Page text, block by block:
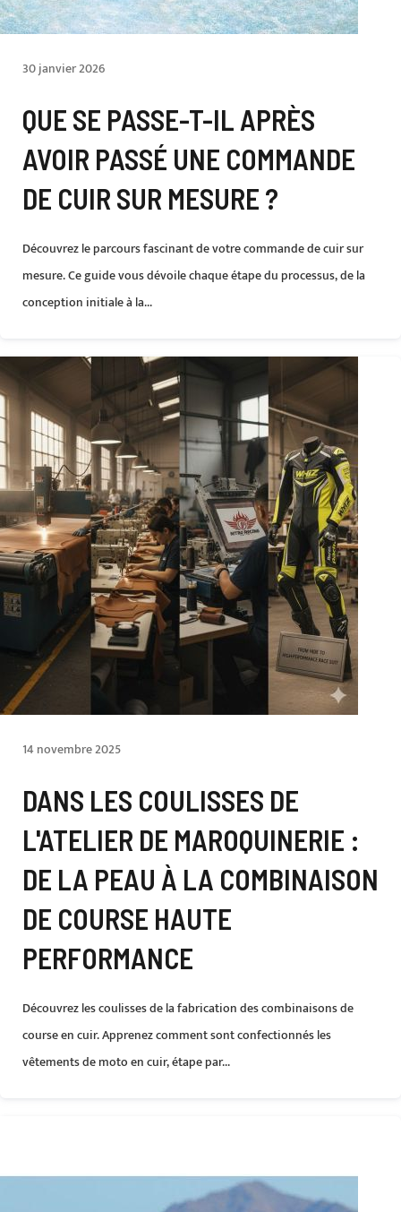
30 janvier 2026
QUE SE PASSE-T-IL APRÈS
AVOIR PASSÉ UNE COMMANDE
DE CUIR SUR MESURE ?
Découvrez le parcours fascinant de votre commande de cuir sur
mesure. Ce guide vous dévoile chaque étape du processus, de la
conception initiale à la...
14 novembre 2025
DANS LES COULISSES DE
L'ATELIER DE MAROQUINERIE :
DE LA PEAU À LA COMBINAISON
DE COURSE HAUTE
PERFORMANCE
Découvrez les coulisses de la fabrication des combinaisons de
course en cuir. Apprenez comment sont confectionnés les
vêtements de moto en cuir, étape par...